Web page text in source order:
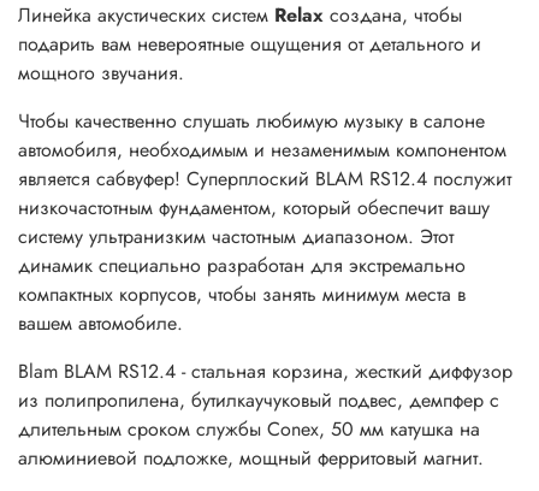
Линейка акустических систем Relax создана, чтобы
подарить вам невероятные ощущения от детального и
мощного звучания.
Чтобы качественно слушать любимую музыку в салоне
автомобиля, необходимым и незаменимым компонентом
является сабвуфер! Суперплоский BLAM RS12.4 послужит
низкочастотным фундаментом, который обеспечит вашу
систему ультранизким частотным диапазоном. Этот
динамик специально разработан для экстремально
компактных корпусов, чтобы занять минимум места в
вашем автомобиле.
Blam BLAM RS12.4 - стальная корзина, жесткий диффузор
из полипропилена, бутилкаучуковый подвес, демпфер с
длительным сроком службы Conex, 50 мм катушка на
алюминиевой подложке, мощный ферритовый магнит.